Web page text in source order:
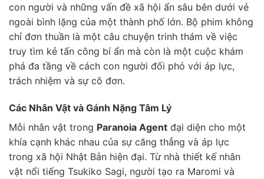
con người và những vấn đề xã hội ẩn sâu bên dưới vẻ
ngoài bình lặng của một thành phố lớn. Bộ phim không
chỉ đơn thuần là một câu chuyện trinh thám về việc
truy tìm kẻ tấn công bí ẩn mà còn là một cuộc khám
phá đa tầng về cách con người đối phó với áp lực,
trách nhiệm và sự cô đơn.
Các Nhân Vật và Gánh Nặng Tâm Lý
Mỗi nhân vật trong Paranoia Agent đại diện cho một
khía cạnh khác nhau của sự căng thẳng và áp lực
trong xã hội Nhật Bản hiện đại. Từ nhà thiết kế nhân
vật nổi tiếng Tsukiko Sagi, người tạo ra Maromi và